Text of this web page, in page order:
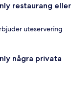
restaurang eller
uteservering
några privata